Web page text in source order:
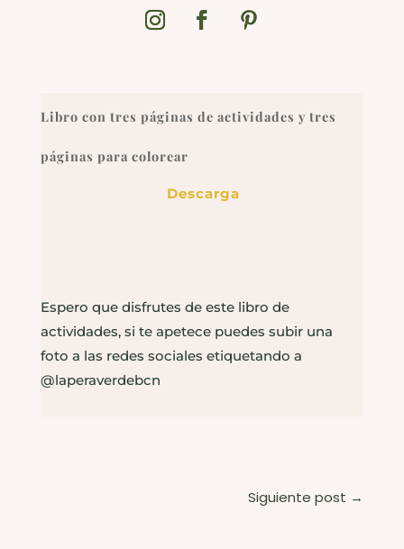
Libro con tres páginas de actividades y tres
páginas para colorear
Descarga
Espero que disfrutes de este libro de
actividades, si te apetece puedes subir una
foto a las redes sociales etiquetando a
@laperaverdebcn
Siguiente post →